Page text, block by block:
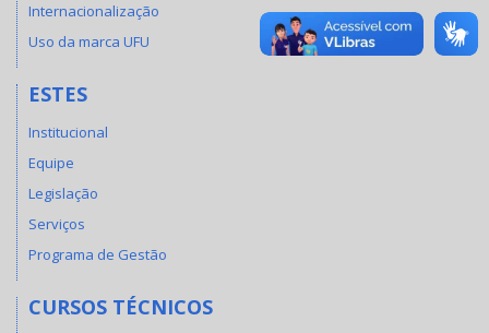
Internacionalização
Uso da marca UFU
ESTES
Institucional
Equipe
Legislação
Serviços
Programa de Gestão
CURSOS TÉCNICOS